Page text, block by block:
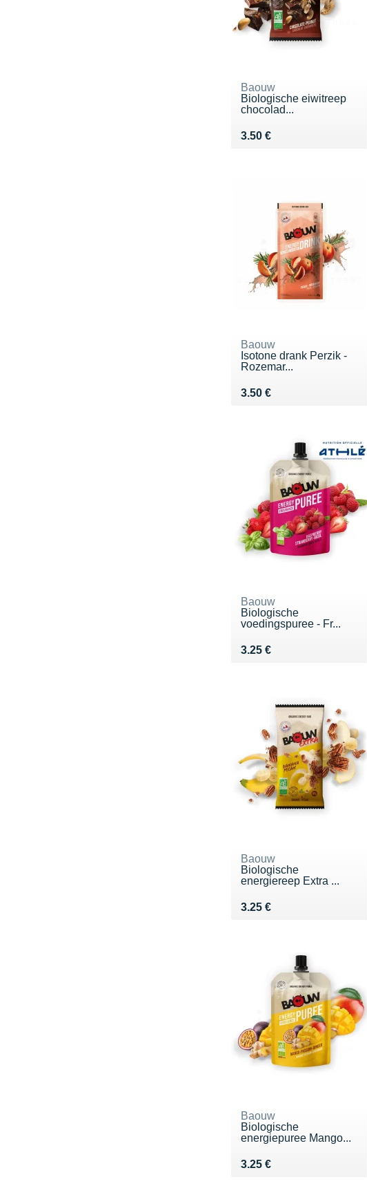
Baouw
Biologische eiwitreep
chocolad...
3.50 €
Vendu 3.50 €
Baouw
Isotone drank Perzik -
Rozemar...
3.50 €
Vendu 3.50 €
Baouw
Biologische
voedingspuree - Fr...
3.25 €
Vendu 3.25 €
Baouw
Biologische
energiereep Extra ...
3.25 €
Vendu 3.25 €
Baouw
Biologische
energiepuree Mango...
3.25 €
Vendu 3.25 €